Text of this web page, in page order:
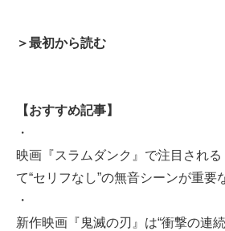
＞最初から読む
【おすすめ記事】
・
映画『スラムダンク』で注目される
て“セリフなし”の無音シーンが重要
・
新作映画『鬼滅の刃』は“衝撃の連